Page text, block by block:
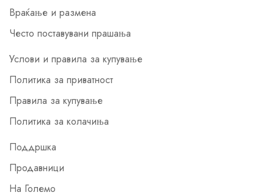
Враќање и размена
Често поставувани прашања
Услови и правила за купување
Политика за приватност
Правила за купување
Политика за колачиња
Поддршка
Продавници
На Големо